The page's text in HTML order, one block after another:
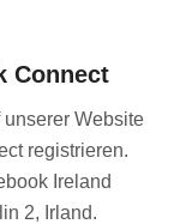
Connect
Website
registrieren.
Ireland
2, Irland.